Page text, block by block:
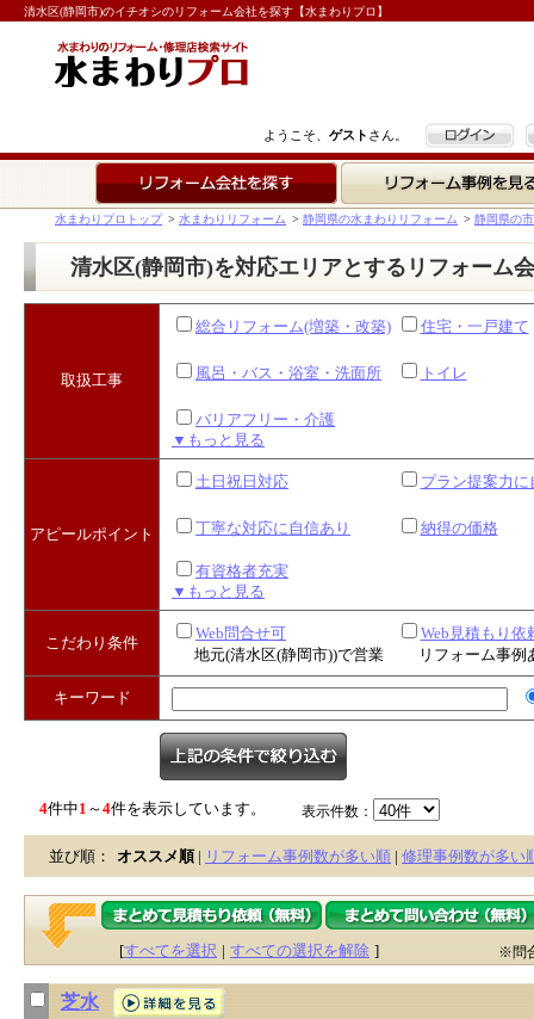
清水区(静岡市)のイチオシのリフォーム会社を探す【水まわりプロ】
ようこそ、 ゲスト さん。 ログイン
リフォーム事例を見る
水まわりプロトップ > 水まわりリフォーム > 静岡県の水まわりリフォーム > 静岡県の
清水区(静岡市)を対応エリアとするリフォーム
取扱工事
総合リフォーム(増築・改築) 住宅・一戸建て
風呂・バス・浴室・洗面所 トイレ
バリアフリー・介護
▼もっと見る
アピールポイント
土日祝日対応 プラン提案力に
丁寧な対応に自信あり 納得の価格
有資格者充実
▼もっと見る
こだわり条件
Web問合せ可
Web見積もり依
地元(清水区(静岡市))で営業
リフォーム事例
キーワード
4件中1 ～4件を表示しています。 表示件数：
並び順： オススメ順 | リフォーム事例数が多い順 | 修理事例数が多い
[すべてを選択 | すべての選択を解除 ] ※問
芝水